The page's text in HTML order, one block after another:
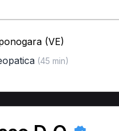
(VE)
(45 min)